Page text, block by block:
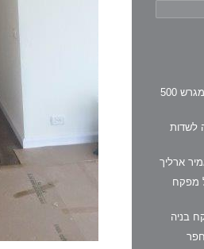
וילה במושב בשרון מגרש 500
לשדות
ארליך
מפקח
בניה